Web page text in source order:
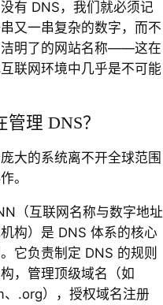
有 DNS，我们就必须记
又一串复杂的数字，而不
洁明了的网站名称——这在
联网环境中几乎是不可能
管理 DNS？
大的系统离不开全球范围
。
（互联网名称与数字地址
构）是 DNS 体系的核心
它负责制定 DNS 的规则
，管理顶级域名（如
、.org），授权域名注册